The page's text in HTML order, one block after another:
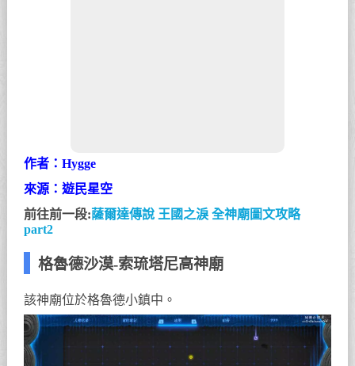
作者：Hygge
來源：遊民星空
前往前一段:薩爾達傳說 王國之淚 全神廟圖文攻略
part2
格魯德沙漠-索琉塔尼高神廟
該神廟位於格魯德小鎮中。